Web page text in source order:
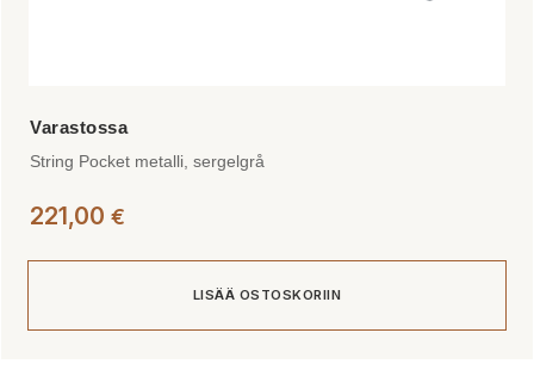
String Pocket metalli, sergelgrå
221,00 €
LISÄÄ OSTOSKORIIN